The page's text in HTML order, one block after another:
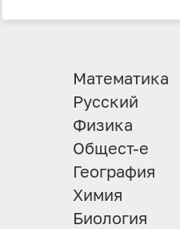
Математика
Русский
Физика
Общест-е
География
Химия
Биология